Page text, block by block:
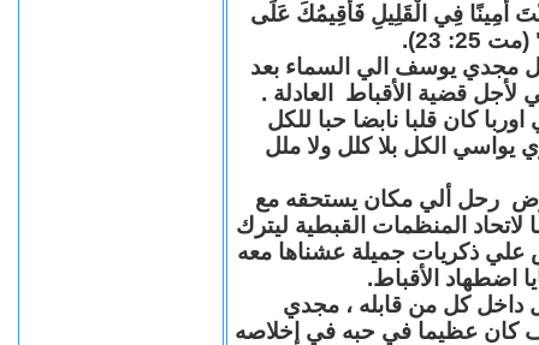
أَمِينًا فِي الْقَلِيلِ فَأُقِيمُكَ عَلَى
23).
مجدي يوسف الي السماء بعد
قضية الأقباط العادلة .
كان قلبا نابضا حبا للكل
يواسي الكل بلا كلل ولا ملل
رحل ألي مكان يستحقه مع
المنظمات القبطية ليترك
علي ذكريات جميلة عشناها معه
اضطهاد الأقباط.
داخل كل من قابله ، مجدي
عظيما في حبه في إخلاصه